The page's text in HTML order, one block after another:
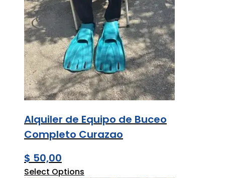
Alquiler de Equipo de Buceo
Completo Curazao
$ 50,00
Select Options